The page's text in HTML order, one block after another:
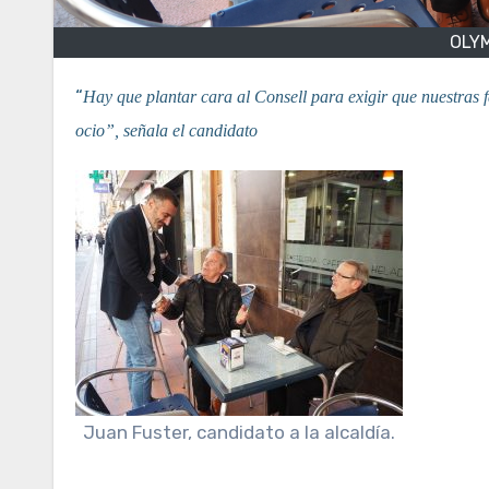
“Hay que plantar cara al Consell para exigir que nuestras
ocio”, señala el candidato
Juan Fuster, candidato a la alcaldía.